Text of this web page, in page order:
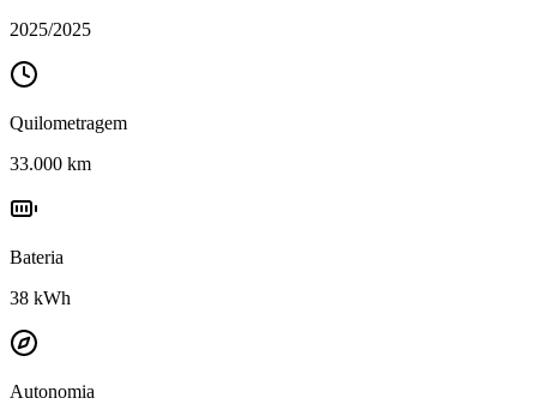
2025/2025
Quilometragem
33.000 km
Bateria
38 kWh
Autonomia